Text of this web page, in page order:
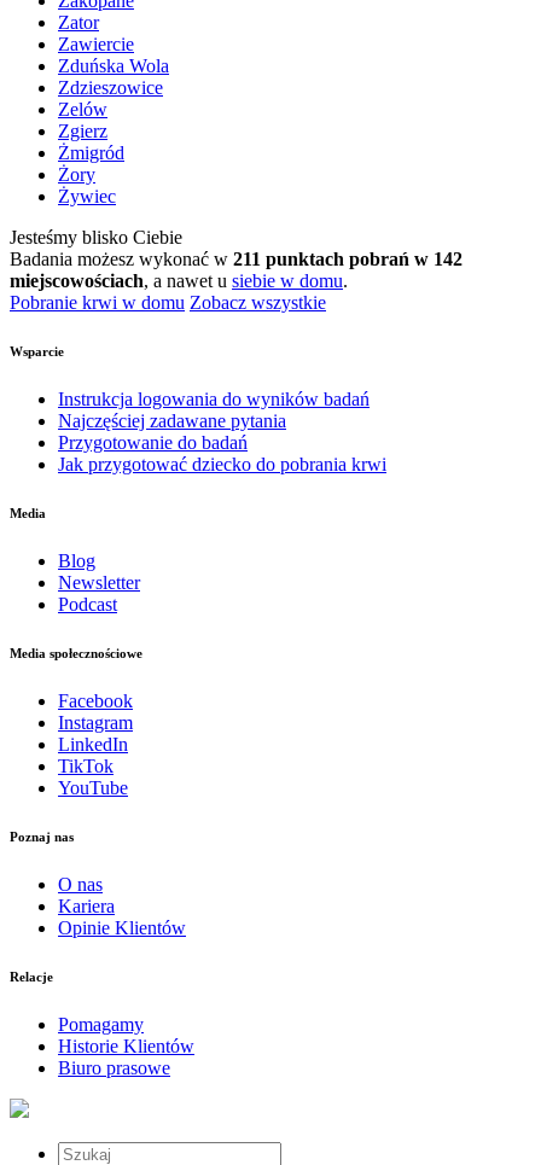
Zator
Zawiercie
Zduńska Wola
Zdzieszowice
Zelów
Zgierz
Żmigród
Żory
Żywiec
Jesteśmy blisko Ciebie
Badania możesz wykonać w 211 punktach pobrań w 142
miejscowościach, a nawet u siebie w domu.
Pobranie krwi w domu Zobacz wszystkie
Wsparcie
Instrukcja logowania do wyników badań
Najczęściej zadawane pytania
Przygotowanie do badań
Jak przygotować dziecko do pobrania krwi
Media
Blog
Newsletter
Podcast
Media społecznościowe
Facebook
Instagram
LinkedIn
TikTok
YouTube
Poznaj nas
O nas
Kariera
Opinie Klientów
Relacje
Pomagamy
Historie Klientów
Biuro prasowe